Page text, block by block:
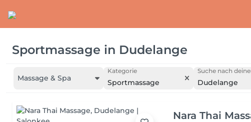
Sportmassage in Dudelange
Massage & Spa
Kategorie
Sportmassage
Suche nach
Dudelange
Nara Thai